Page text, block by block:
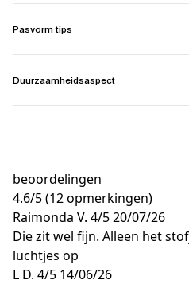
Pasvorm tips
Duurzaamheidsaspect
beoordelingen
4.6/5(12 opmerkingen)
Raimonda V. 4/520/07/26
Die zit wel fijn. Alleen het
luchtjes op
L D. 4/5 14/06/26